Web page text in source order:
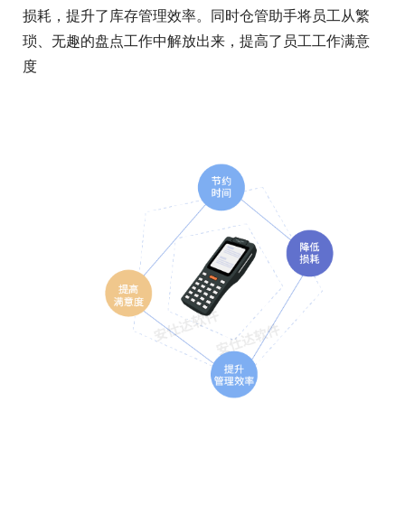
损耗，提升了库存管理效率。同时仓管助手将员工从繁
琐、无趣的盘点工作中解放出来，提高了员工工作满意
度